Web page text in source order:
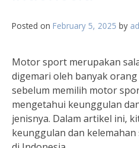
Posted on February 5, 2025 by
Motor sport merupakan
digemari oleh banyak
sebelum memilih motor
mengetahui keunggulan
jenisnya. Dalam artikel ini,
keunggulan dan